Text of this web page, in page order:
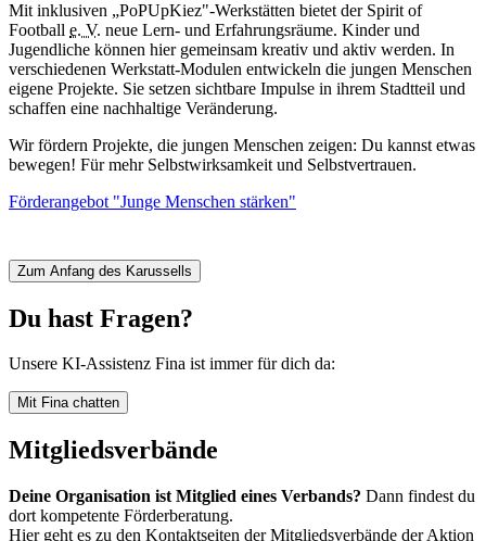
Mit inklusiven „PoPUpKiez"-Werkstätten bietet der Spirit of
Football e. V. neue Lern- und Erfahrungsräume. Kinder und
Jugendliche können hier gemeinsam kreativ und aktiv werden. In
verschiedenen Werkstatt-Modulen entwickeln die jungen Menschen
eigene Projekte. Sie setzen sichtbare Impulse in ihrem Stadtteil und
schaffen eine nachhaltige Veränderung.
Wir fördern Projekte, die jungen Menschen zeigen: Du kannst etwas
bewegen! Für mehr Selbstwirksamkeit und Selbstvertrauen.
Förderangebot "Junge Menschen stärken"
Zum Anfang des Karussells
Du hast Fragen?
Unsere KI-Assistenz Fina ist immer für dich da:
Mit Fina chatten
Mitgliedsverbände
Deine Organisation ist Mitglied eines Verbands? Dann findest du
dort kompetente Förderberatung.
Hier geht es zu den Kontaktseiten der Mitgliedsverbände der Aktion